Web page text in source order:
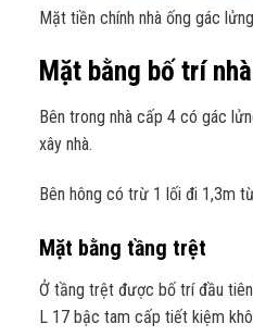
Mặt tiền chính nhà ống gác
Mặt bằng bố trí
Bên trong nhà cấp 4 có gác
xây nhà.
Bên hông có trừ 1 lối đi 1,3m
Mặt bằng tầng trệt
Ở tầng trệt được bố trí đầu
L 17 bậc tam cấp tiết kiệm